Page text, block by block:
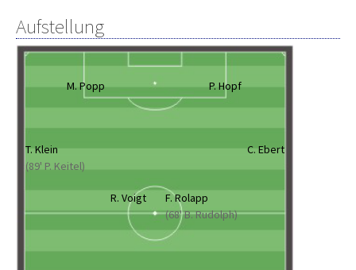
Aufstellung
M. Popp P. Hopf
T. Klein
(89' P. Keitel)
C. Ebert
R. Voigt
F. Rolapp
(68' B. Rudolph)